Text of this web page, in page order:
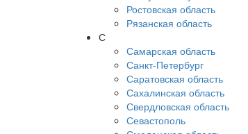
Ростовская область
Рязанская область
С
Самарская область
Санкт-Петербург
Саратовская область
Сахалинская область
Свердловская область
Севастополь